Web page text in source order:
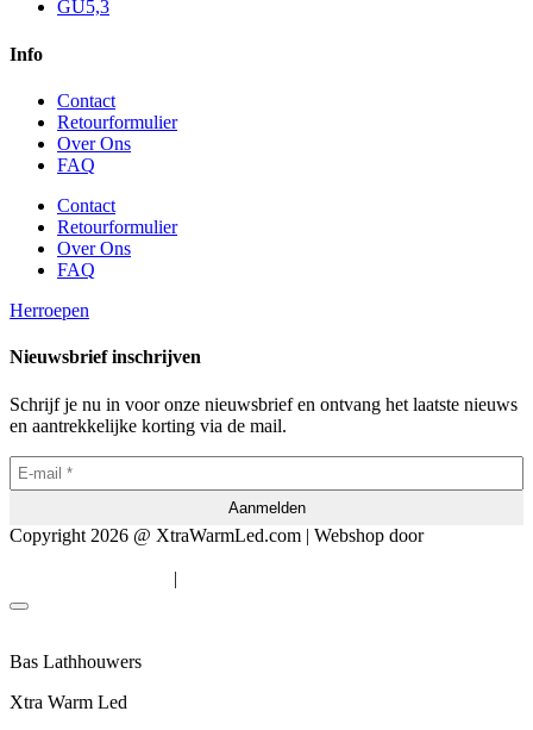
GU5,3
Info
Contact
Retourformulier
Over Ons
FAQ
Contact
Retourformulier
Over Ons
FAQ
Herroepen
Nieuwsbrief inschrijven
Schrijf je nu in voor onze nieuwsbrief en ontvang het laatste nieuws
en aantrekkelijke korting via de mail.
Copyright 2026 @ XtraWarmLed.com | Webshop door
|
Bas Lathhouwers
Xtra Warm Led